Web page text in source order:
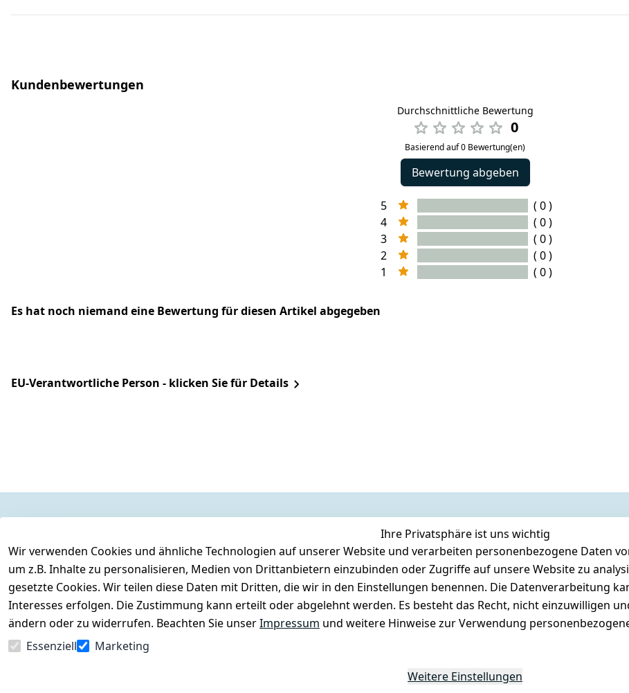
Kundenbewertungen
Durchschnittliche Bewertung
0
Basierend auf 0 Bewertung(en)
Bewertung abgeben
5
( 0 )
4
( 0 )
3
( 0 )
2
( 0 )
1
( 0 )
Es hat noch niemand eine Bewertung für diesen Artikel abgegeben
EU-Verantwortliche Person - klicken Sie für Details
Ihre Privatsphäre ist uns wichtig
Wir verwenden Cookies und ähnliche Technologien auf unserer Website und verarbeiten personenbezogene Daten
um z.B. Inhalte zu personalisieren, Medien von Drittanbietern einzubinden oder Zugriffe auf unsere Website zu
gesetzte Cookies. Wir teilen diese Daten mit Dritten, die wir in den Einstellungen benennen. Die Datenverarbeitung
Interesses erfolgen. Die Zustimmung kann erteilt oder abgelehnt werden. Es besteht das Recht, nicht einzuwilligen
ändern oder zu widerrufen. Beachten Sie unserImpressum und weitere Hinweise zur Verwendung
Essenziell
Marketing
Weitere Einstellungen
AGB
Impressum
Barrierefreiheitserklärung
Widerrufsrecht
Kontakt
Registrieren